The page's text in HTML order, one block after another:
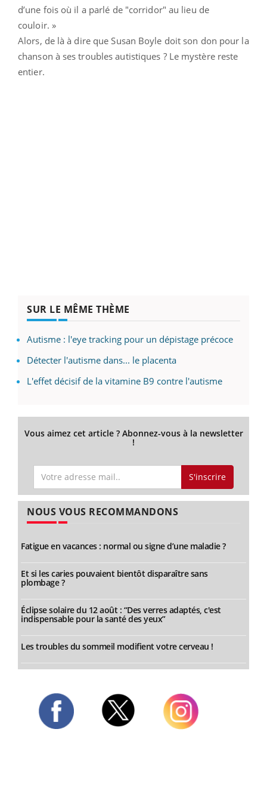
d’une fois où il a parlé de "corridor" au lieu de
couloir. »
Alors, de là à dire que Susan Boyle doit son don pour la
chanson à ses troubles autistiques ? Le mystère reste
entier.
SUR LE MÊME THÈME
Autisme : l'eye tracking pour un dépistage précoce
Détecter l'autisme dans... le placenta
L'effet décisif de la vitamine B9 contre l'autisme
Vous aimez cet article ? Abonnez-vous à la newsletter
!
S'inscrire
NOUS VOUS RECOMMANDONS
Fatigue en vacances : normal ou signe d’une maladie ?
Et si les caries pouvaient bientôt disparaître sans
plombage ?
Éclipse solaire du 12 août : “Des verres adaptés, c'est
indispensable pour la santé des yeux”
Les troubles du sommeil modifient votre cerveau !